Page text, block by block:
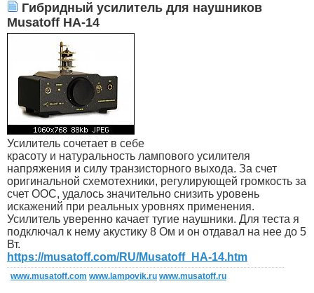
Гибридный усилитель для наушников
Musatoff HA-14
Усилитель сочетает в себе
красоту и натуральность лампового усилителя
напряжения и силу транзисторного выхода. За счет
оригинальной схемотехники, регулирующей громкость за
счет ООС, удалось значительно снизить уровень
искажений при реальных уровнях применения.
Усилитель уверенно качает тугие наушники. Для теста я
подключал к нему акустику 8 Ом и он отдавал на нее до 5
Вт.
https://musatoff.com/RU/Musatoff_HA-14.htm
www.musatoff.com www.lampovik.ru www.musatoff.ru